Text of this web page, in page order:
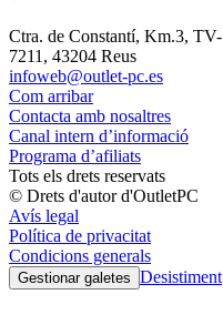
Ctra. de Constantí, Km.3, TV-
7211, 43204 Reus
infoweb@outlet-pc.es
Com arribar
Contacta amb nosaltres
Canal intern d’informació
Programa d’afiliats
Tots els drets reservats
© Drets d'autor d'OutletPC
Avís legal
Política de privacitat
Condicions generals
Gestionar galetes Desistiment